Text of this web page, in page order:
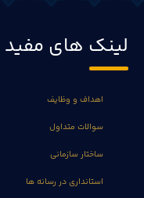
لینک های مفید
اهداف و وظایف
سوالات متداول
ساختار سازمانی
استانداری در رسانه ها